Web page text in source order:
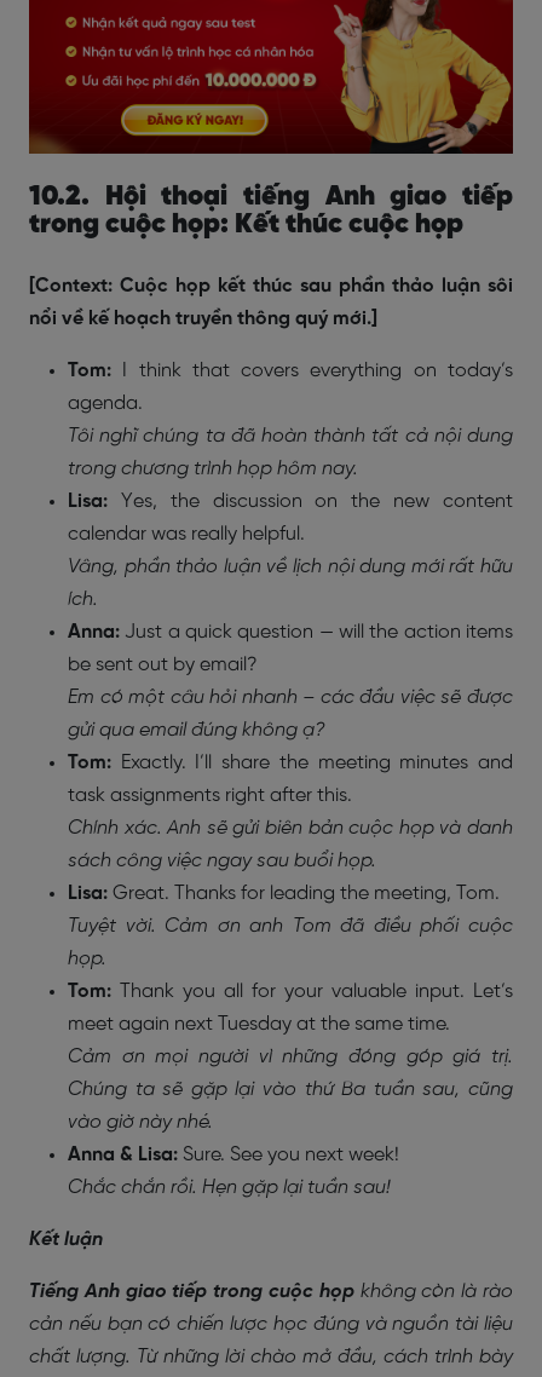
10.2. Hội thoại tiếng Anh giao tiếp
trong cuộc họp: Kết thúc cuộc họp
[Context: Cuộc họp kết thúc sau phần thảo luận sôi
nổi về kế hoạch truyền thông quý mới.]
Tom: I think that covers everything on today’s
agenda.
Tôi nghĩ chúng ta đã hoàn thành tất cả nội dung
trong chương trình họp hôm nay.
Lisa: Yes, the discussion on the new content
calendar was really helpful.
Vâng, phần thảo luận về lịch nội dung mới rất hữu
ích.
Anna: Just a quick question — will the action items
be sent out by email?
Em có một câu hỏi nhanh – các đầu việc sẽ được
gửi qua email đúng không ạ?
Tom: Exactly. I’ll share the meeting minutes and
task assignments right after this.
Chính xác. Anh sẽ gửi biên bản cuộc họp và danh
sách công việc ngay sau buổi họp.
Lisa: Great. Thanks for leading the meeting, Tom.
Tuyệt vời. Cảm ơn anh Tom đã điều phối cuộc
họp.
Tom: Thank you all for your valuable input. Let’s
meet again next Tuesday at the same time.
Cảm ơn mọi người vì những đóng góp giá trị.
Chúng ta sẽ gặp lại vào thứ Ba tuần sau, cũng
vào giờ này nhé.
Anna & Lisa: Sure. See you next week!
Chắc chắn rồi. Hẹn gặp lại tuần sau!
Kết luận
Tiếng Anh giao tiếp trong cuộc họpkhông còn là rào
cản nếu bạn có chiến lược học đúng và nguồn tài liệu
chất lượng. Từ những lời chào mở đầu, cách trình bày